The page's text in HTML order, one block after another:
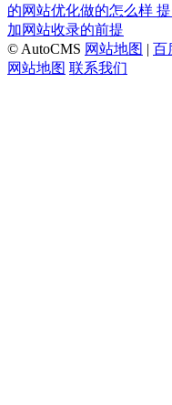
的网站优化做的怎么样
加网站收录的前提
© AutoCMS 网站地图 | 百
网站地图 联系我们